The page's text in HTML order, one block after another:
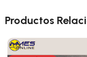
Productos